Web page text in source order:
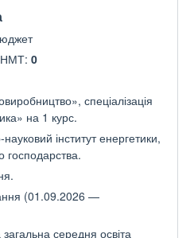
НМТ: 0
спеціалізація
на 1 курс.
інститут енергетики,
господарства.
(01.09.2026 —
середня освіта